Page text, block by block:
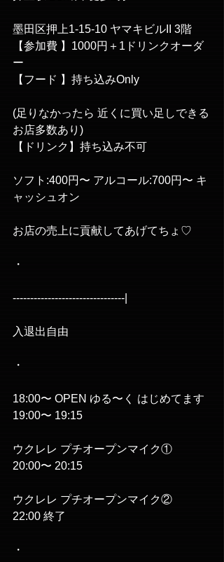
墨田区押上1-15-10 ヤマキビルII 3階
【参加費 】1000円＋1ドリンクオーダ
ー
【フード 】持ち込みOnly
(足りなかったら 近くに買い足しできる
お店多数あり)
【ドリンク】持ち込み不可
ソフト:400円〜 アルコール:700円〜 キ
ャッシュオン
お店の売上に貢献してあげてちょ♡
・
--------------------------------|
入退出自由
・
18:00〜 OPEN ゆる〜く はじめてます
19:00〜 19:15
ウクレレ プチオープンマイク①
20:00〜 20:15
ウクレレ プチオープンマイク②
22:00 終了
・